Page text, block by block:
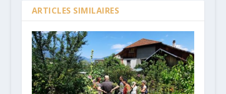
ARTICLES SIMILAIRES